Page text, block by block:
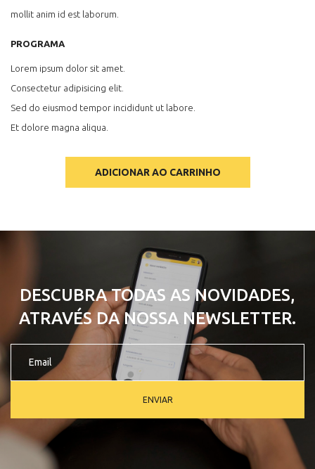
mollit anim id est laborum.
PROGRAMA
Lorem ipsum dolor sit amet.
Consectetur adipisicing elit.
Sed do eiusmod tempor incididunt ut labore.
Et dolore magna aliqua.
ADICIONAR AO CARRINHO
DESCUBRA TODAS AS NOVIDADES,
ATRAVÉS DA NOSSA NEWSLETTER.
ENVIAR